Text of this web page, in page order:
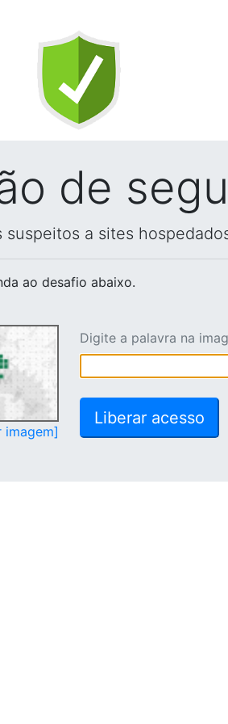
de
a sites
ao desafio abaixo.
imagem]
Digite a palavra na